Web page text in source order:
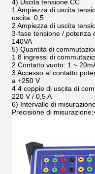
4) Uscita tensione CC
1 Ampiezza di uscita
uscita: 0,5
2 Ampiezza di uscita
3-fase tensione / potenza
140VA
5) Quantità di
1 8 ingressi di
2 Contatto vuoto: 1 ~
3 Accesso al contatto
a +250 V
4 4 coppie di uscita di
220 V / 0,5 A
6) Intervallo di
Precisione di